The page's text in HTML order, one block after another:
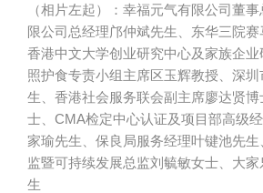
（相片左起）：幸福元气有限公司董
限公司总经理邝仲斌先生、东华三院赛
香港中文大学创业研究中心及家族企
照护食专责小组主席区玉辉教授、深
生、香港社会服务联会副主席廖达贤
士、CMA检定中心认证及项目部高级
家瑜先生、保良局服务经理叶键池先
监暨可持续发展总监刘毓敏女士、大
生